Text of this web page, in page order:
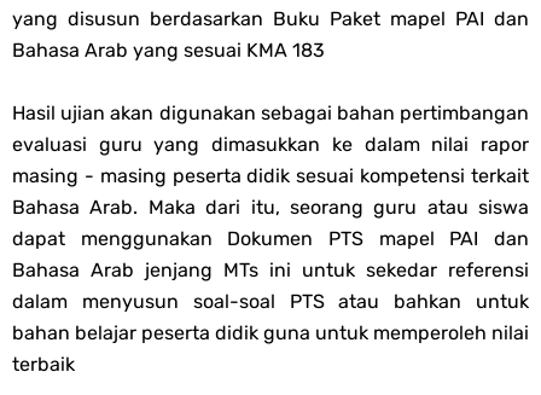
yang disusun berdasarkan Buku Paket mapel PAI dan
Bahasa Arab yang sesuai KMA 183
Hasil ujian akan digunakan sebagai bahan pertimbangan
evaluasi guru yang dimasukkan ke dalam nilai rapor
masing - masing peserta didik sesuai kompetensi terkait
Bahasa Arab. Maka dari itu, seorang guru atau siswa
dapat menggunakan Dokumen PTS mapel PAI dan
Bahasa Arab jenjang MTs ini untuk sekedar referensi
dalam menyusun soal-soal PTS atau bahkan untuk
bahan belajar peserta didik guna untuk memperoleh nilai
terbaik